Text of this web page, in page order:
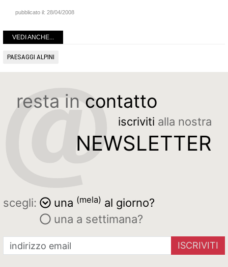
pubblicato il: 28/04/2008
VEDI ANCHE...
PAESAGGI ALPINI
resta in contatto
iscriviti alla nostra
NEWSLETTER
scegli: una (mela) al giorno?
una a settimana?
ISCRIVITI